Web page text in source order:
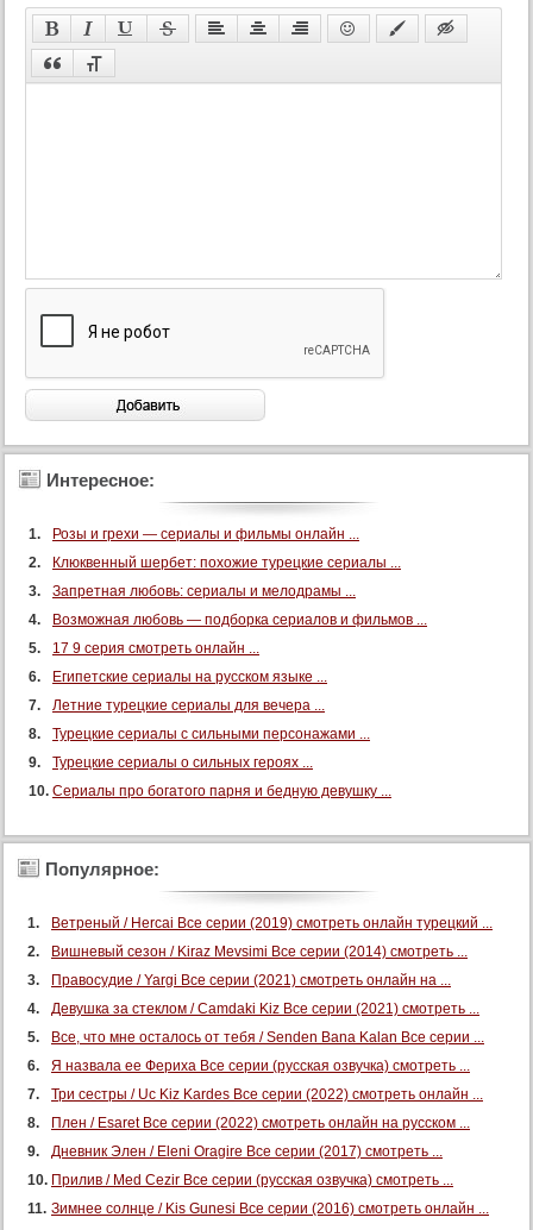
Интересное:
Розы и грехи — сериалы и фильмы онлайн ...
Клюквенный шербет: похожие турецкие сериалы ...
Запретная любовь: сериалы и мелодрамы ...
Возможная любовь — подборка сериалов и фильмов ...
17 9 серия смотреть онлайн ...
Египетские сериалы на русском языке ...
Летние турецкие сериалы для вечера ...
Турецкие сериалы с сильными персонажами ...
Турецкие сериалы о сильных героях ...
Сериалы про богатого парня и бедную девушку ...
Популярное:
Ветреный / Hercai Все серии (2019) смотреть онлайн турецкий ...
Вишневый сезон / Kiraz Mevsimi Все серии (2014) смотреть ...
Правосудие / Yargi Все серии (2021) смотреть онлайн на ...
Девушка за стеклом / Camdaki Kiz Все серии (2021) смотреть ...
Все, что мне осталось от тебя / Senden Bana Kalan Все серии ...
Я назвала ее Фериха Все серии (русская озвучка) смотреть ...
Три сестры / Uc Kiz Kardes Все серии (2022) смотреть онлайн ...
Плен / Esaret Все серии (2022) смотреть онлайн на русском ...
Дневник Элен / Eleni Oragire Все серии (2017) смотреть ...
Прилив / Med Cezir Все серии (русская озвучка) смотреть ...
Зимнее солнце / Kis Gunesi Все серии (2016) смотреть онлайн ...